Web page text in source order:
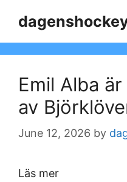
Emil Alba
av
June 12, 2026 by
Läs mer